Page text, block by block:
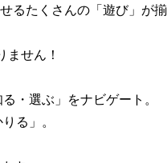
るたくさんの「遊び」が
せん！
・選ぶ」をナビゲート。
る」。